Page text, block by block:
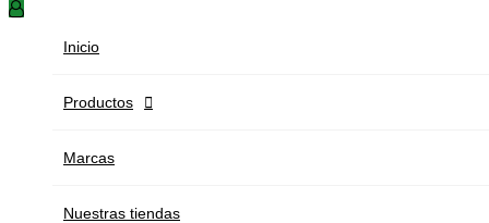
Inicio
Productos 
Marcas
Nuestras tiendas